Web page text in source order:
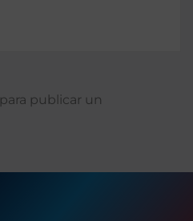
para publicar un